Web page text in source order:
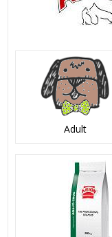
Adult